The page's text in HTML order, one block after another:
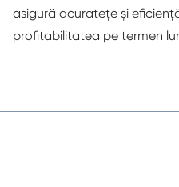
asigură acuratețe și
profitabilitatea pe termen